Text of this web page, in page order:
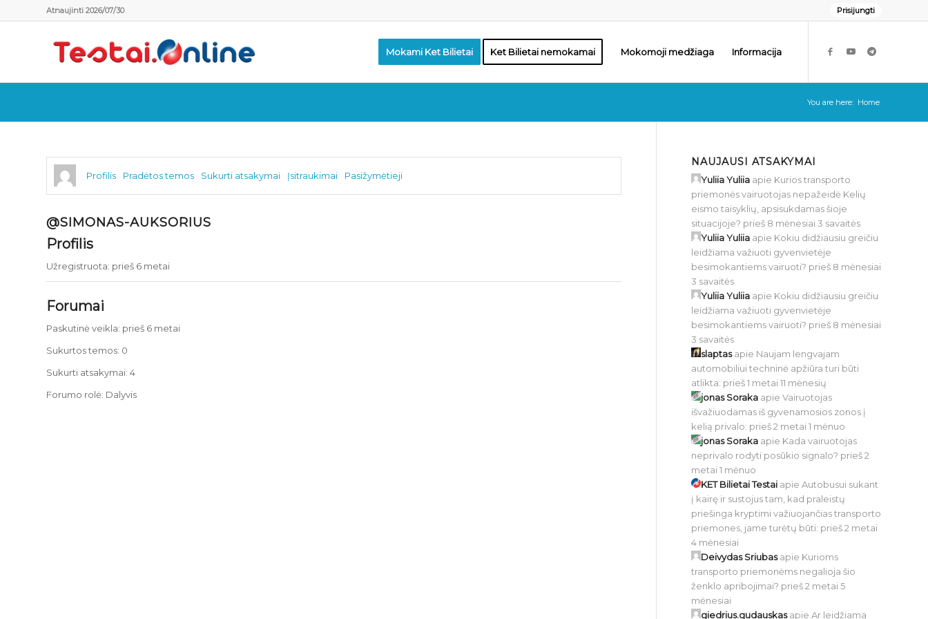
Prisijungti
Atnaujinti 2026/07/30
Mokami Ket Bilietai Ket Bilietai nemokamai Mokomoji medžiaga Informacija
You are here: Home
Profilis Pradėtos temos Sukurti atsakymai Įsitraukimai Pasižymėtieji
@SIMONAS-AUKSORIUS
Profilis
Užregistruota: prieš 6 metai
Forumai
Paskutinė veikla: prieš 6 metai
Sukurtos temos: 0
Sukurti atsakymai: 4
Forumo rolė: Dalyvis
NAUJAUSI ATSAKYMAI
Yuliia Yuliia apie Kurios transporto
priemonės vairuotojas nepažeidė Kelių
eismo taisyklių, apsisukdamas šioje
situacijoje? prieš 8 mėnesiai 3 savaitės
Yuliia Yuliia apie Kokiu didžiausiu greičiu
leidžiama važiuoti gyvenvietėje
besimokantiems vairuoti? prieš 8 mėnesiai
3 savaitės
Yuliia Yuliia apie Kokiu didžiausiu greičiu
leidžiama važiuoti gyvenvietėje
besimokantiems vairuoti? prieš 8 mėnesiai
3 savaitės
slaptasapie Naujam lengvajam
automobiliui techninė apžiūra turi būti
atlikta: prieš 1 metai 11 mėnesių
jonas Soraka apieVairuotojas
išvažiuodamas iš gyvenamosios zonos į
kelią privalo: prieš 2 metai 1 mėnuo
jonas Soraka apie Kada vairuotojas
neprivalo rodyti posūkio signalo? prieš 2
metai 1 mėnuo
KET Bilietai Testai apieAutobusui sukant
į kairę ir sustojus tam, kad praleistų
priešinga kryptimi važiuojančias transporto
priemones, jame turėtų būti: prieš 2 metai
4 mėnesiai
Deivydas Sriubasapie Kurioms
transporto priemonėms negalioja šio
ženklo apribojimai? prieš 2 metai 5
mėnesiai
giedrius.gudauskasapieAr leidžiama